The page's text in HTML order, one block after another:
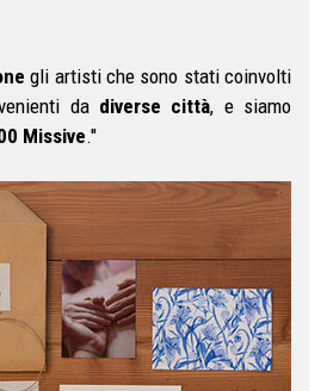
gli artisti che sono stati coinvolti
da diverse città, e siamo
Missive."